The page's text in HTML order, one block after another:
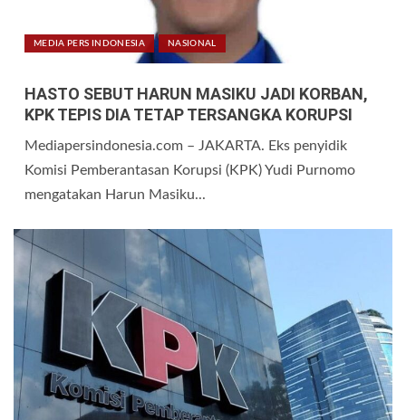
MEDIA PERS INDONESIA NASIONAL
HASTO SEBUT HARUN MASIKU JADI KORBAN,
KPK TEPIS DIA TETAP TERSANGKA KORUPSI
Mediapersindonesia.com – JAKARTA. Eks penyidik
Komisi Pemberantasan Korupsi (KPK) Yudi Purnomo
mengatakan Harun Masiku...